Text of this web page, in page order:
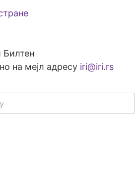
Билтен
на мејл адресу iri@iri.rs